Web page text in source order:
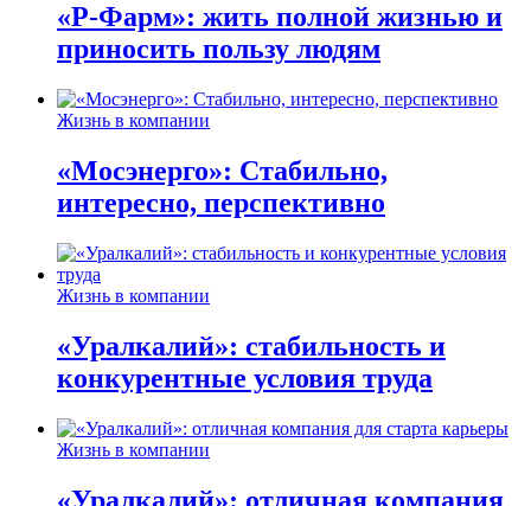
«Р-Фарм»: жить полной жизнью и
приносить пользу людям
Жизнь в компании
«Мосэнерго»: Стабильно,
интересно, перспективно
Жизнь в компании
«Уралкалий»: стабильность и
конкурентные условия труда
Жизнь в компании
«Уралкалий»: отличная компания